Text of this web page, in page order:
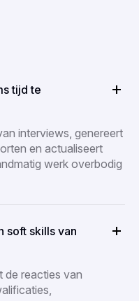
tijd te
interviews, genereert
en actualiseert
werk overbodig
soft skills van
de reacties van